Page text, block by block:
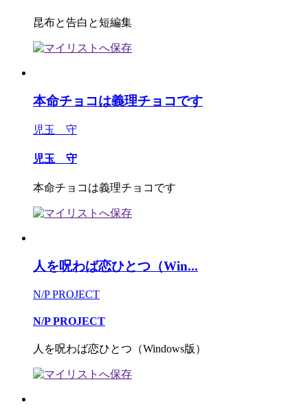
昆布と告白と短編集
本命チョコは義理チョコです
児玉 守
児玉 守
本命チョコは義理チョコです
人を呪わば恋ひとつ（Win...
N/P PROJECT
N/P PROJECT
人を呪わば恋ひとつ（Windows版）